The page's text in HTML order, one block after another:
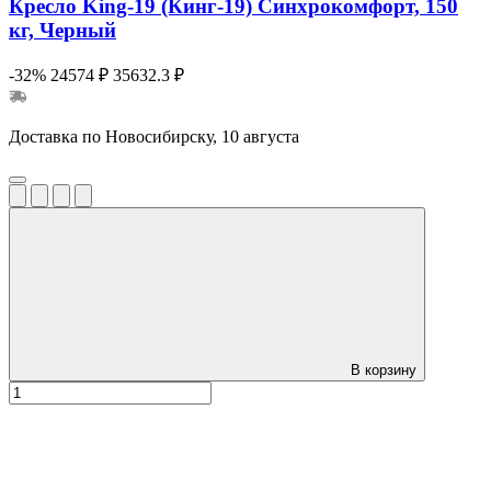
Кресло King-19 (Кинг-19) Синхрокомфорт, 150
кг, Черный
-32% 24574 ₽ 35632.3 ₽
Доставка по Новосибирску, 10 августа
В корзину